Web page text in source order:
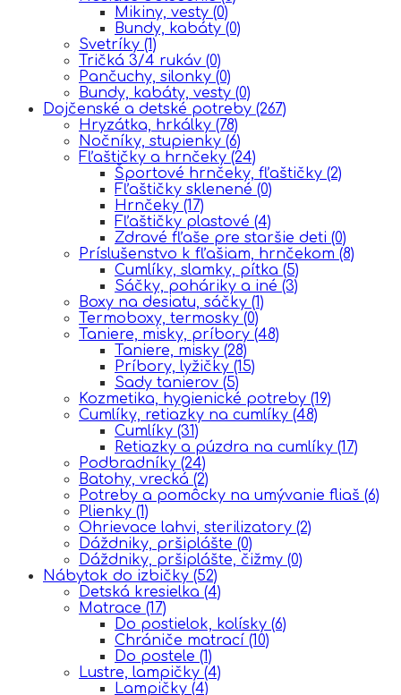
Mikiny, vesty (0)
Bundy, kabáty (0)
Svetríky (1)
Tričká 3/4 rukáv (0)
Pančuchy, silonky (0)
Bundy, kabáty, vesty (0)
Dojčenské a detské potreby (267)
Hryzátka, hrkálky (78)
Nočníky, stupienky (6)
Fľaštičky a hrnčeky (24)
Športové hrnčeky, fľaštičky (2)
Fľaštičky sklenené (0)
Hrnčeky (17)
Fľaštičky plastové (4)
Zdravé fľaše pre staršie deti (0)
Príslušenstvo k fľašiam, hrnčekom (8)
Cumlíky, slamky, pítka (5)
Sáčky, poháriky a iné (3)
Boxy na desiatu, sáčky (1)
Termoboxy, termosky (0)
Taniere, misky, príbory (48)
Taniere, misky (28)
Príbory, lyžičky (15)
Sady tanierov (5)
Kozmetika, hygienické potreby (19)
Cumlíky, retiazky na cumlíky (48)
Cumlíky (31)
Retiazky a púzdra na cumlíky (17)
Podbradníky (24)
Batohy, vrecká (2)
Potreby a pomôcky na umývanie fliaš (6)
Plienky (1)
Ohrievace lahvi, sterilizatory (2)
Dáždniky, pršiplášte (0)
Dáždniky, pršiplášte, čižmy (0)
Nábytok do izbičky (52)
Detská kresielka (4)
Matrace (17)
Do postielok, kolísky (6)
Chrániče matrací (10)
Do postele (1)
Lustre, lampičky (4)
Lampičky (4)